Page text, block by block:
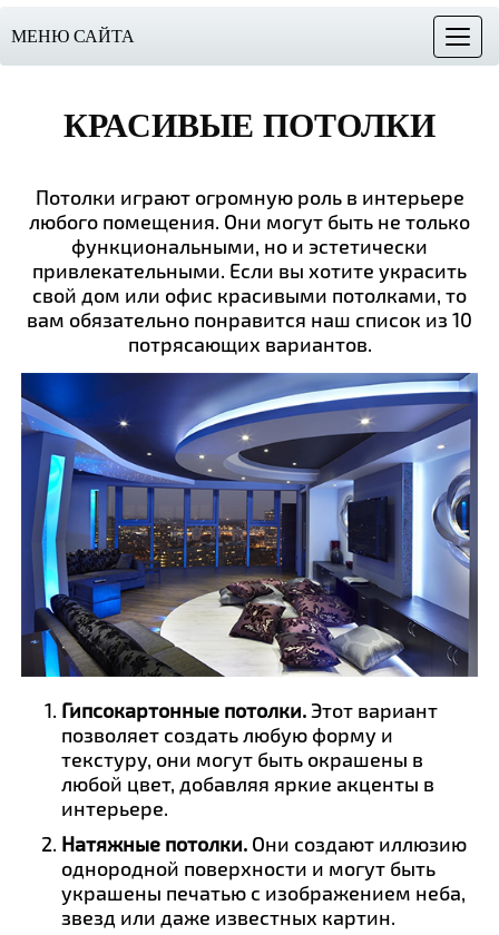
Меню
МЕНЮ САЙТА
КРАСИВЫЕ ПОТОЛКИ
Потолки играют огромную роль в интерьере
любого помещения. Они могут быть не только
функциональными, но и эстетически
привлекательными. Если вы хотите украсить
свой дом или офис красивыми потолками, то
вам обязательно понравится наш список из 10
потрясающих вариантов.
Гипсокартонные потолки.Этот вариант
позволяет создать любую форму и
текстуру, они могут быть окрашены в
любой цвет, добавляя яркие акценты в
интерьере.
Натяжные потолки.Они создают иллюзию
однородной поверхности и могут быть
украшены печатью с изображением неба,
звезд или даже известных картин.